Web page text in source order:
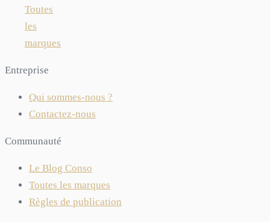
Toutes
les
marques
Entreprise
Qui sommes-nous ?
Contactez-nous
Communauté
Le Blog Conso
Toutes les marques
Règles de publication